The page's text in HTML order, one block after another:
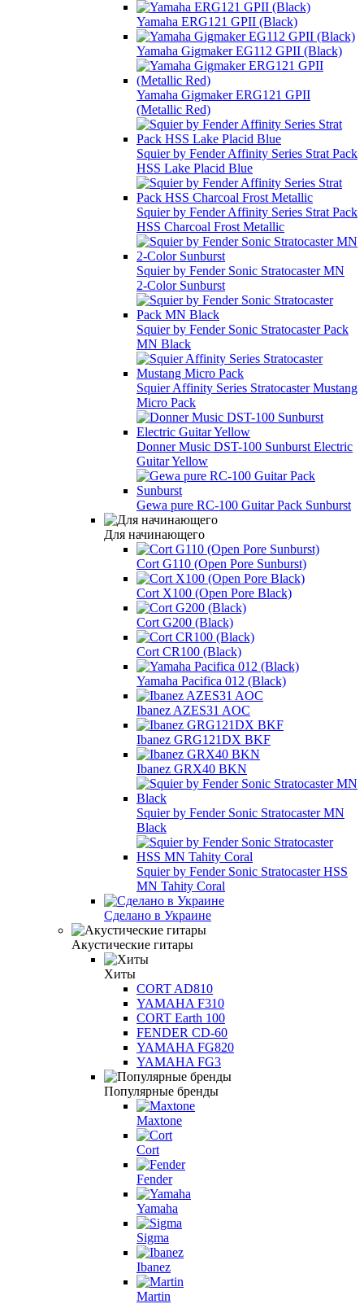
Yamaha ERG121 GPII (Black)
Yamaha Gigmaker EG112 GPII (Black)
Yamaha Gigmaker ERG121 GPII
(Metallic Red)
Squier by Fender Affinity Series Strat Pack
HSS Lake Placid Blue
Squier by Fender Affinity Series Strat Pack
HSS Charcoal Frost Metallic
Squier by Fender Sonic Stratocaster MN
2-Color Sunburst
Squier by Fender Sonic Stratocaster Pack
MN Black
Squier Affinity Series Stratocaster Mustang
Micro Pack
Donner Music DST-100 Sunburst Electric
Guitar Yellow
Gewa pure RC-100 Guitar Pack Sunburst
Для начинающего
Cort G110 (Open Pore Sunburst)
Cort X100 (Open Pore Black)
Cort G200 (Black)
Cort CR100 (Black)
Yamaha Pacifica 012 (Black)
Ibanez AZES31 AOC
Ibanez GRG121DX BKF
Ibanez GRX40 BKN
Squier by Fender Sonic Stratocaster MN
Black
Squier by Fender Sonic Stratocaster HSS
MN Tahity Coral
Сделано в Украине
Акустические гитары
Хиты
CORT AD810
YAMAHA F310
CORT Earth 100
FENDER CD-60
YAMAHA FG820
YAMAHA FG3
Популярные бренды
Maxtone
Cort
Fender
Yamaha
Sigma
Ibanez
Martin